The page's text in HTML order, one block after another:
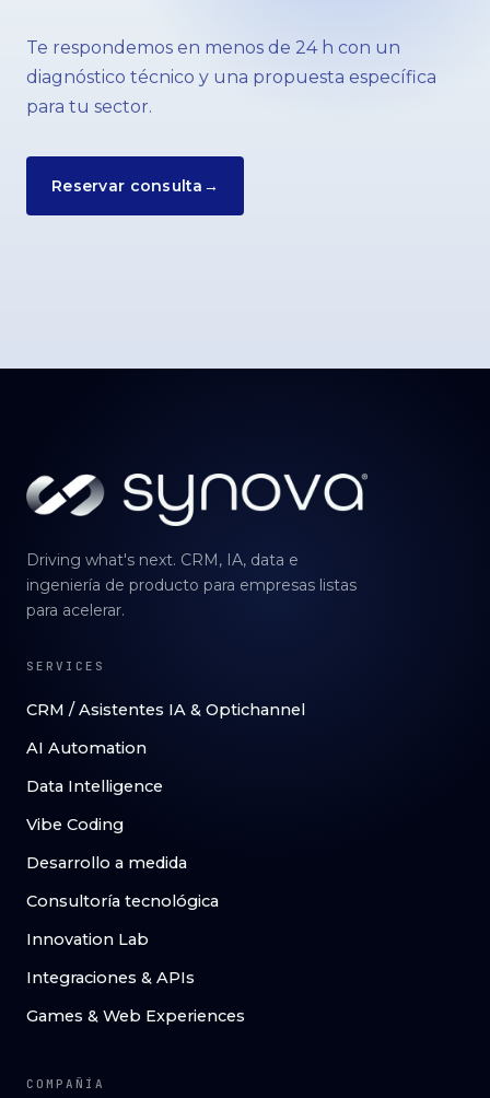
Te respondemos en menos de 24 h con un
diagnóstico técnico y una propuesta específica
para tu sector.
Reservar consulta →
Driving what's next. CRM, IA, data e
ingeniería de producto para empresas listas
para acelerar.
SERVICES
CRM / Asistentes IA & Optichannel
AI Automation
Data Intelligence
Vibe Coding
Desarrollo a medida
Consultoría tecnológica
Innovation Lab
Integraciones & APIs
Games & Web Experiences
COMPAÑÍA